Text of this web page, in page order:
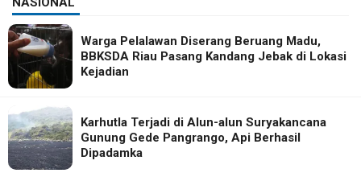
Warga Pelalawan Diserang Beruang Madu,
BBKSDA Riau Pasang Kandang Jebak di Lokasi
Kejadian
Karhutla Terjadi di Alun-alun Suryakancana
Gunung Gede Pangrango, Api Berhasil
Dipadamka